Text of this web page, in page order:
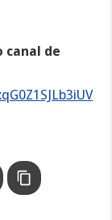
canal de